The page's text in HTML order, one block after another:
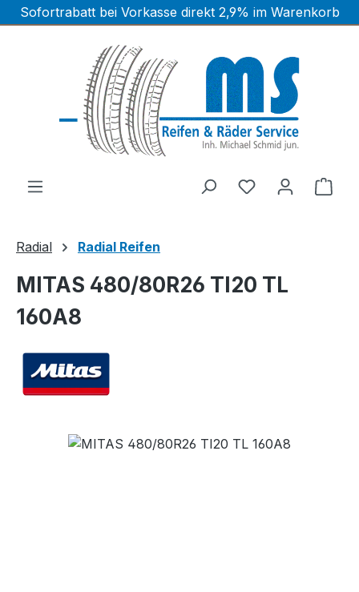
Zum Hauptinhalt springen
Sofortrabatt bei Vorkasse direkt 2,9% im Warenkorb
Radial Radial Reifen
MITAS 480/80R26 TI20 TL
160A8
Bildergalerie überspringen